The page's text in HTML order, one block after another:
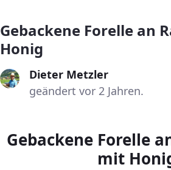
Gebackene Forelle an
Honig
Dieter Metzler
geändert vor 2 Jahren.
Gebackene Forelle
mit